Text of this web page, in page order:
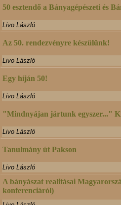
50 esztendő a Bányagépészeti és
Livo László
Az 50. rendezvényre készülünk!
Livo László
Egy híján 50!
Livo László
"Mindnyájan jártunk egyszer..."
Livo László
Tanulmány út Pakson
Livo László
A bányászat realitásai
konferenciáról)